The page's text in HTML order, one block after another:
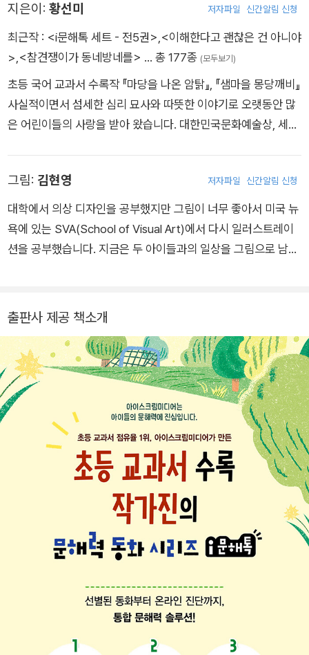
른 모두에게 잔잔한 울림을 전한다.
지은이: 황선미 저자파일 신간알림 신청
최근작 : <i문해톡 세트 - 전5권> <이해한다고 괜찮은 건 아니야
> <참견쟁이가 동네방네를> … 총 177종 (모두보기)
초등 국어 교과서 수록작 『마당을 나온 암탉』, 『샘마을 몽당깨비』
사실적이면서 섬세한 심리 묘사와 따뜻한 이야기로 오랫동안 많
은 어린이들의 사랑을 받아 왔습니다. 대한민국문화예술상, 세종
나온 암탉』, 『샘마을 몽당깨비』를 비롯해 『나쁜 어린이 표』, 『푸
른 개 장발』, 『백년학교』 등이 있습니다.
그림: 김현영 저자파일 신간알림 신청
대학에서 의상 디자인을 공부했지만 그림이 너무 좋아서 미국 뉴
욕에 있는 SVA(School of Visual Art)에서 다시 일러스트레이
션을 공부했습니다. 지금은 두 아이들과의 일상을 그림으로 남기
기하고 특이하고 이상한 능력자』, 『내가 바로 바이러스』, 『귀신
출판사 제공 책소개